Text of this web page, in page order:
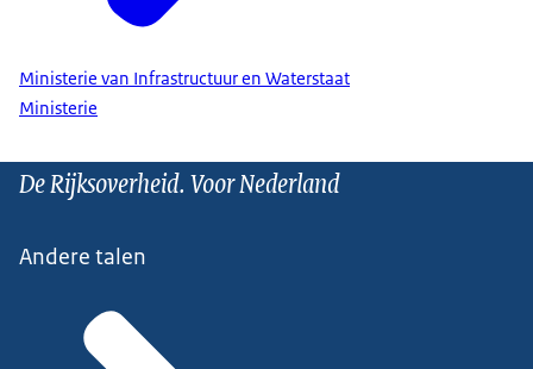
Ministerie van Infrastructuur en Waterstaat
Ministerie
De Rijksoverheid. Voor Nederland
Andere talen